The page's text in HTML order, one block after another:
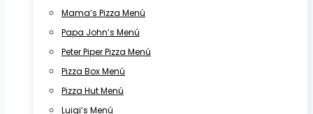
Mama’s Pizza Menú
Papa John’s Menú
Peter Piper Pizza Menú
Pizza Box Menú
Pizza Hut Menú
Luigi’s Menú